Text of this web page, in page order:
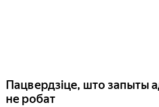
Пацвердзіце, што запыты
не робат